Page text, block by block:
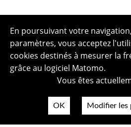
En poursuivant votre
paramètres, vous acceptez
cookies destinés à mesurer la
grâce au logiciel Matomo.
Vous êtes
OK Modifier les